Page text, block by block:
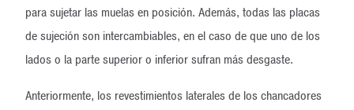
para sujetar las muelas en posición. Además, todas las placas
de sujeción son intercambiables, en el caso de que uno de los
lados o la parte superior o inferior sufran más desgaste.
Anteriormente, los revestimientos laterales de los chancadores